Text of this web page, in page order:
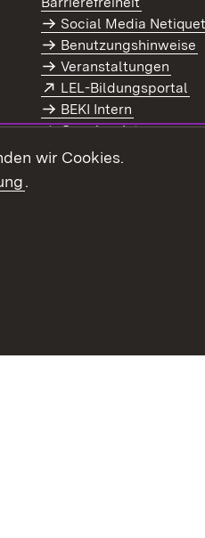
in neuem Fenster)
Social Media
Benutzungshinweise
Veranstaltungen
Extern:
LEL-Bildungsportal
BEKI Intern
Coaches Intern
Intranet
wir Cookies.
.